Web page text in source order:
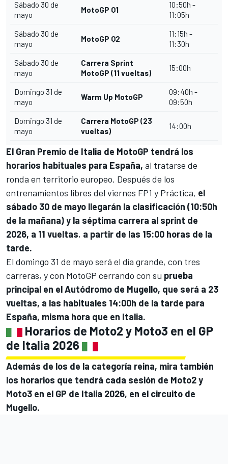
Sábado 30 de
mayo
MotoGP Q1
10:50h -
11:05h
Sábado 30 de
mayo
MotoGP Q2
11:15h -
11:30h
Sábado 30 de
mayo
Carrera Sprint
MotoGP (11 vueltas)
15:00h
Domingo 31 de
mayo
Warm Up MotoGP
09:40h -
09:50h
Domingo 31 de
mayo
Carrera MotoGP (23
vueltas)
14:00h
El Gran Premio de Italia de MotoGP tendrá los
horarios habituales para España, al tratarse de
ronda en territorio europeo. Después de los
entrenamientos libres del viernes FP1 y Práctica, el
sábado 30 de mayo llegarán la clasificación (10:50h
de la mañana) y la séptima carrera al sprint de
2026, a 11 vueltas, a partir de las 15:00 horas de la
tarde.
El domingo 31 de mayo será el día grande, con tres
carreras, y con MotoGP cerrando con su prueba
principal en el Autódromo de Mugello, que será a 23
vueltas, a las habituales 14:00h de la tarde para
España, misma hora que en Italia.
Horarios de Moto2 y Moto3 en el GP
de Italia 2026
Además de los de la categoría reina, mira también
los horarios que tendrá cada sesión de Moto2y
Moto3 en el GP de Italia 2026, en el circuito de
Mugello.